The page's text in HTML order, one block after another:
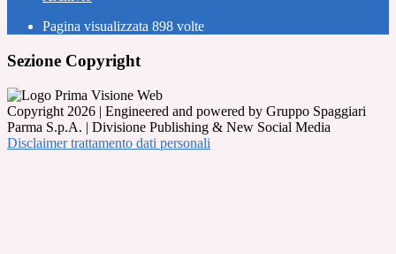
Pagina visualizzata 898 volte
Sezione Copyright
Copyright 2026 | Engineered and powered by Gruppo Spaggiari
Parma S.p.A. | Divisione Publishing & New Social Media
Disclaimer trattamento dati personali